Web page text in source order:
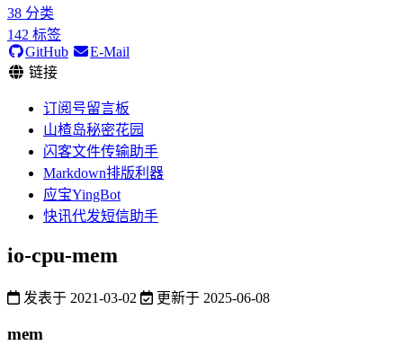
38 分类
142 标签
GitHub
E-Mail
链接
订阅号留言板
山楂岛秘密花园
闪客文件传输助手
Markdown排版利器
应宝YingBot
快讯代发短信助手
io-cpu-mem
发表于 2021-03-02 更新于 2025-06-08
mem